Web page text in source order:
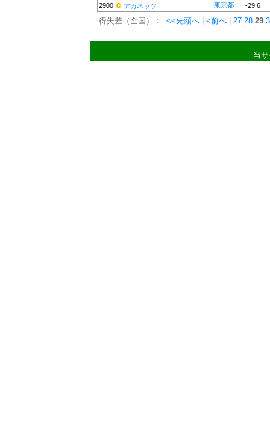
2900 アカネッツ 東京都 -29.6
得失差（全国）： <<先頭へ <前へ 27 28 29
当